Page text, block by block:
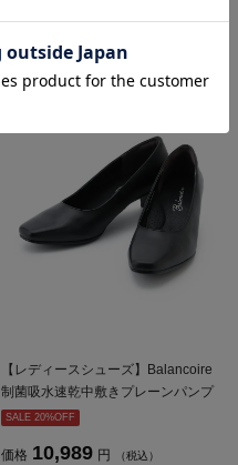
【レディースシューズ】Balancoire
制菌吸水速乾中敷きプレーンパンプ
スパンプス革ブラック通年【レディ
SALE 20%OFF
価格 10,989 円 （税込）